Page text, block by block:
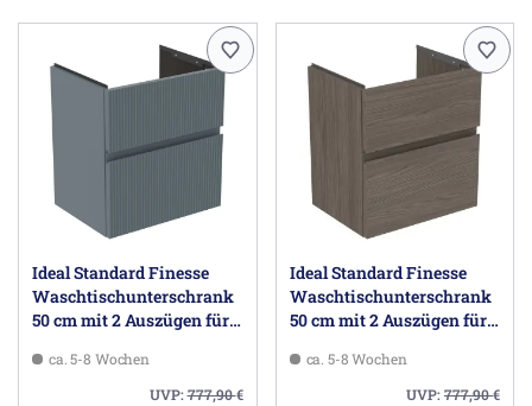
Ideal Standard Finesse
Waschtischunterschrank
50 cm mit 2 Auszügen für
ca. 5-8 Wochen
UVP:777,90€
Ideal Standard Finesse
Waschtischunterschrank
50 cm mit 2 Auszügen für
ca. 5-8 Wochen
UVP:777,90€